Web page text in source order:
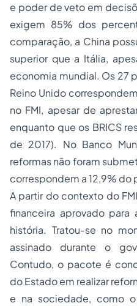
e poder de veto em
exigem 85% dos
comparação, a China
superior que a Itália,
economia mundial. Os 27
Reino Unido
no FMI, apesar de
enquanto que os BRICS
de 2017). No Banco
reformas não foram
correspondem a 12,9% do
A partir do contexto do
financeira aprovado
história. Tratou-se no
assinado durante o
Contudo, o pacote é
do Estado em realizar
e na sociedade, como